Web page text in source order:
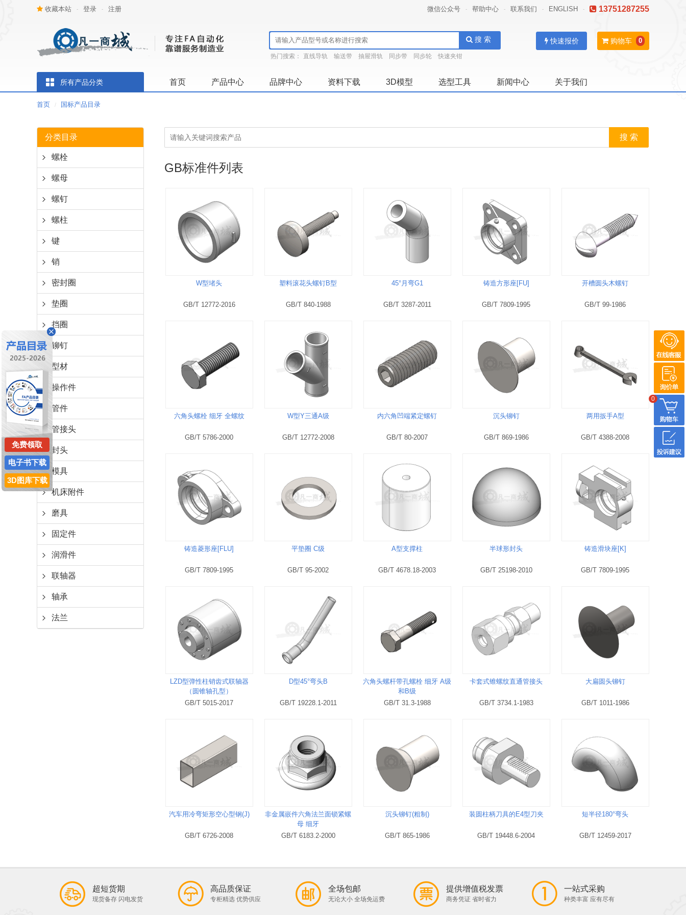
收藏本站 - 登录 - 注册 微信公众号 - 帮助中心 - 联系我们 - ENGLISH - 13751287255
搜 索
热门搜索： 直线导轨 输送带 抽屉滑轨 同步带 同步轮 快速夹钳
购物车 0
快速报价
所有产品分类 首页 产品中心 品牌中心 资料下载 3D模型 选型工具 新闻中心 关于我们
首页 / 国标产品目录
分类目录
螺栓
螺母
螺钉
螺柱
键
销
密封圈
垫圈
挡圈
铆钉
型材
操作件
管件
管接头
封头
模具
机床附件
磨具
固定件
润滑件
联轴器
轴承
法兰
GB标准件列表
W型堵头
GB/T 12772-2016
塑料滚花头螺钉B型
GB/T 840-1988
45°月弯G1
GB/T 3287-2011
铸造方形座[FU]
GB/T 7809-1995
开槽圆头木螺钉
GB/T 99-1986
六角头螺栓 细牙 全螺纹
GB/T 5786-2000
W型Y三通A级
GB/T 12772-2008
内六角凹端紧定螺钉
GB/T 80-2007
沉头铆钉
GB/T 869-1986
两用扳手A型
GB/T 4388-2008
铸造菱形座[FLU]
GB/T 7809-1995
平垫圈 C级
GB/T 95-2002
A型支撑柱
GB/T 4678.18-2003
半球形封头
GB/T 25198-2010
铸造滑块座[K]
GB/T 7809-1995
LZD型弹性柱销齿式联轴器
（圆锥轴孔型）
GB/T 5015-2017
D型45°弯头B
GB/T 19228.1-2011
六角头螺杆带孔螺栓 细牙 A级
和B级
GB/T 31.3-1988
卡套式锥螺纹直通管接头
GB/T 3734.1-1983
大扁圆头铆钉
GB/T 1011-1986
汽车用冷弯矩形空心型钢(J)
GB/T 6726-2008
非金属嵌件六角法兰面锁紧螺
母 细牙
GB/T 6183.2-2000
沉头铆钉(粗制)
GB/T 865-1986
装圆柱柄刀具的E4型刀夹
GB/T 19448.6-2004
短半径180°弯头
GB/T 12459-2017
超短货期
现货备存 闪电发货
高品质保证
专柜精选 优势供应
全场包邮
无论大小 全场免运费
提供增值税发票
商务凭证 省时省力
一站式采购
种类丰富 应有尽有
0
免费领取
电子书下载
3D图库下载